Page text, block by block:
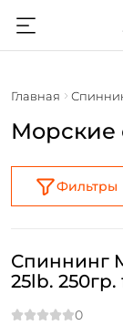
Главная
Морские
Фильтры
Спиннинг
25lb.